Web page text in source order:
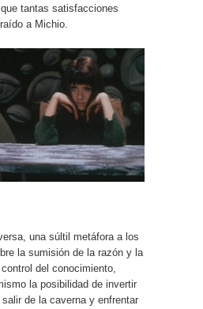
tantas satisfacciones
a Michio.
una súltil metáfora a los
la sumisión de la razón y la
del conocimiento,
la posibilidad de invertir
salir de la caverna y enfrentar